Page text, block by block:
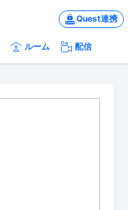
Quest連携
ルーム 配信